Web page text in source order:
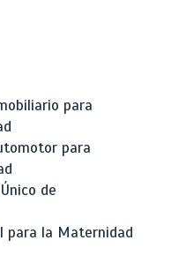
para
para
de
para la Maternidad